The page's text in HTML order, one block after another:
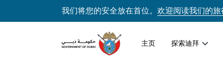
我们将您的安全放在首位。 欢迎阅读我们的
主页 探索迪拜